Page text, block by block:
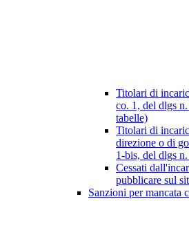
Titolari di
co. 1, del dlgs
tabelle)
Titolari di
direzione o di
1-bis, del dlgs
Cessati
pubblicare sul
Sanzioni per mancata